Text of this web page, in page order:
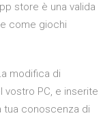
store è una valida
come giochi
modifica di
vostro PC, e inserite
tua conoscenza di